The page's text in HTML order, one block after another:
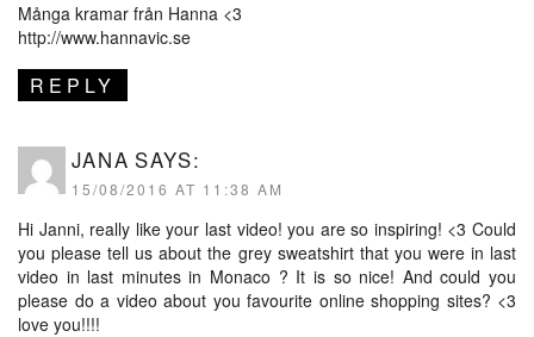
Många kramar från Hanna <3
http://www.hannavic.se
REPLY
JANA SAYS:
15/08/2016 AT 11:38 AM
Hi Janni, really like your last video! you are so inspiring! <3 Could
you please tell us about the grey sweatshirt that you were in last
video in last minutes in Monaco ? It is so nice! And could you
please do a video about you favourite online shopping sites? <3
love you!!!!